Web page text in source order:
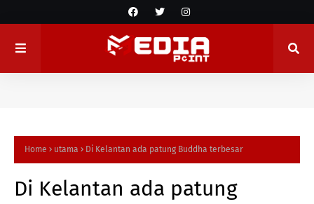
Home utama Di Kelantan ada patung Buddha terbesar
Di Kelantan ada patung